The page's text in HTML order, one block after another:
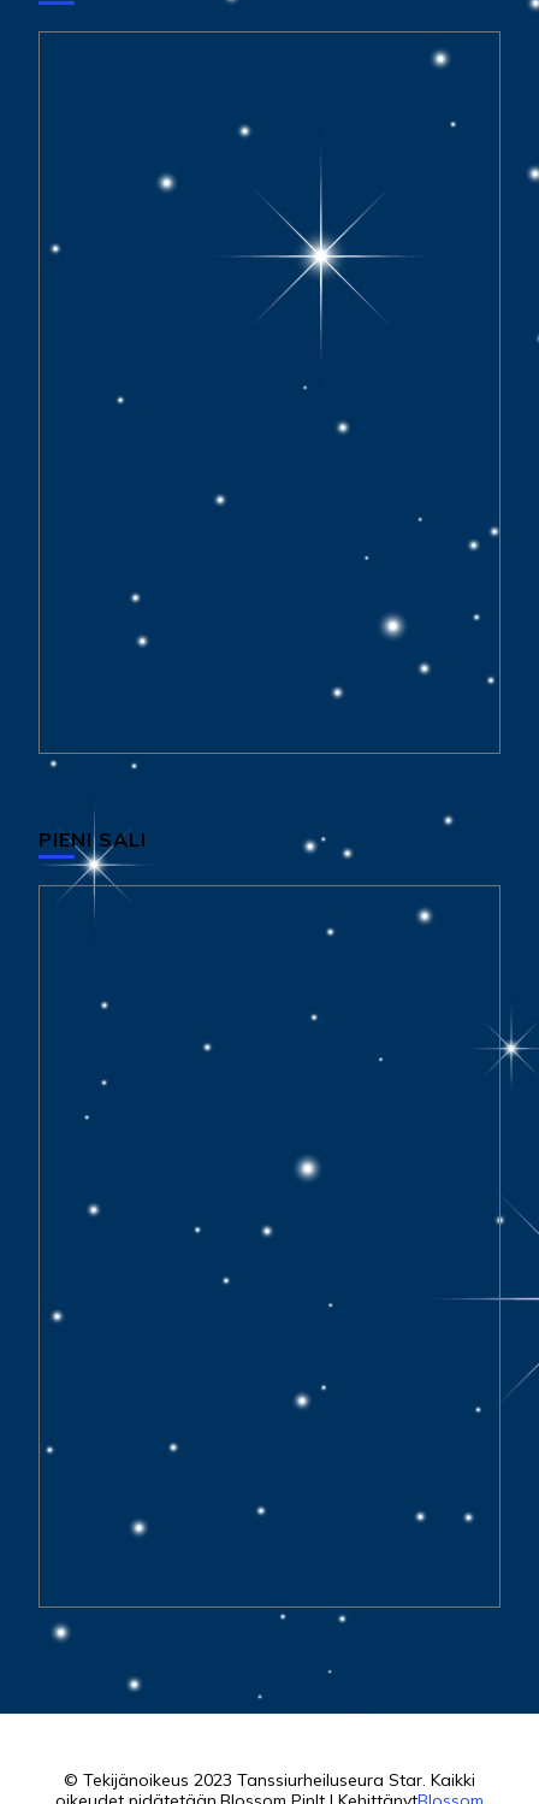
PIENI SALI
© Tekijänoikeus 2023 Tanssiurheiluseura Star. Kaikki